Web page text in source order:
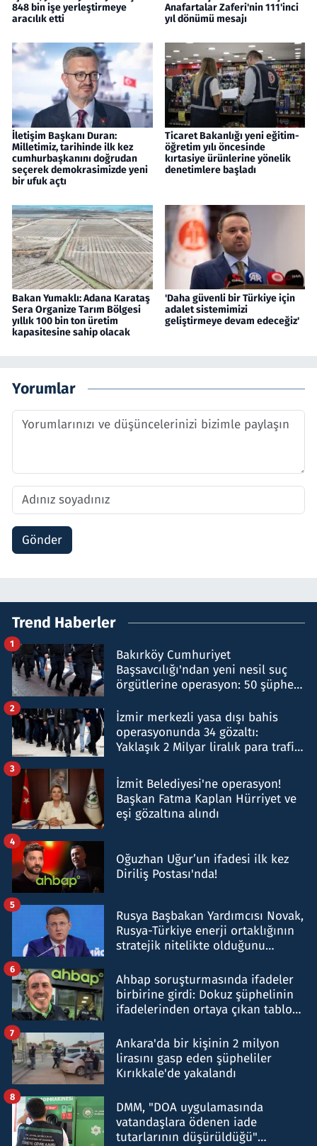
848 bin işe yerleştirmeye
aracılık etti
Anafartalar Zaferi'nin 111'inci
yıl dönümü mesajı
İletişim Başkanı Duran:
Milletimiz, tarihinde ilk kez
cumhurbaşkanını doğrudan
seçerek demokrasimizde yeni
bir ufuk açtı
Ticaret Bakanlığı yeni eğitim-
öğretim yılı öncesinde
kırtasiye ürünlerine yönelik
denetimlere başladı
Bakan Yumaklı: Adana Karataş
Sera Organize Tarım Bölgesi
yıllık 100 bin ton üretim
kapasitesine sahip olacak
'Daha güvenli bir Türkiye için
adalet sistemimizi
geliştirmeye devam edeceğiz'
Yorumlar
Gönder
Trend Haberler
Bakırköy Cumhuriyet
Başsavcılığı'ndan yeni nesil suç
örgütlerine operasyon: 50 şüpheli
1
İzmir merkezli yasa dışı bahis
operasyonunda 34 gözaltı:
Yaklaşık 2 Milyar liralık para trafiği
2
İzmit Belediyesi'ne operasyon!
Başkan Fatma Kaplan Hürriyet ve
eşi gözaltına alındı
3
Oğuzhan Uğur’un ifadesi ilk kez
Diriliş Postası'nda!
4
Rusya Başbakan Yardımcısı Novak,
Rusya-Türkiye enerji ortaklığının
stratejik nitelikte olduğunu
5
Ahbap soruşturmasında ifadeler
birbirine girdi: Dokuz şüphelinin
ifadelerinden ortaya çıkan tablo
6
Ankara'da bir kişinin 2 milyon
lirasını gasp eden şüpheliler
Kırıkkale'de yakalandı
7
DMM, "DOA uygulamasında
vatandaşlara ödenen iade
tutarlarının düşürüldüğü"
8